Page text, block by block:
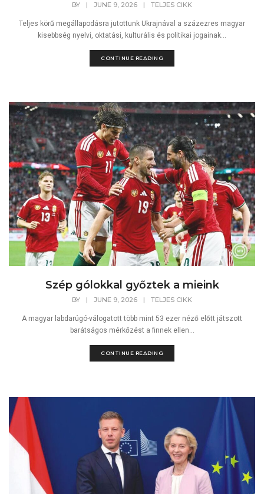
BY | JUNE 9, 2026 | TELJES CIKK
Teljes körű megállapodásra jutottunk Ukrajnával a százezres magyar
kisebbség nyelvi, oktatási, kulturális és politikai jogainak...
CONTINUE READING
Szép gólokkal győztek a mieink
BY | JUNE 9, 2026 | TELJES CIKK
A magyar labdarúgó-válogatott több mint 53 ezer néző előtt játszott
barátságos mérkőzést a finnek ellen...
CONTINUE READING